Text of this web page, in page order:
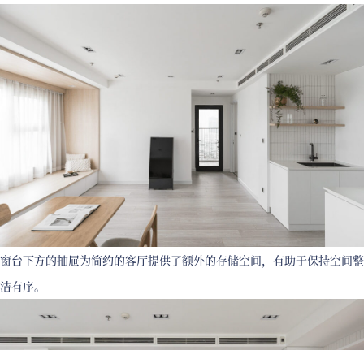
窗台下方的抽屉为简约的客厅提供了额外的存储空间，有助于保持空间整
洁有序。